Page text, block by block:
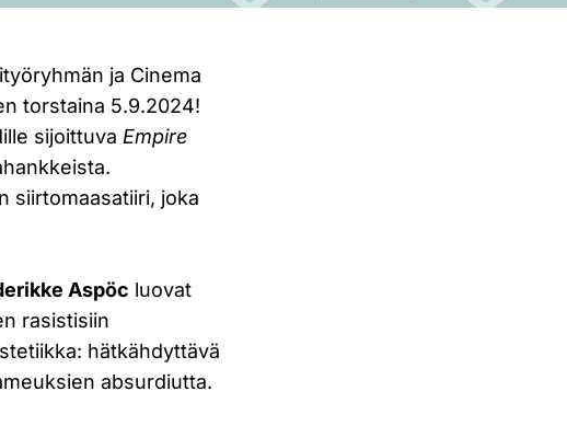
ja Cinema
torstaina 5.9.2024!
sijoittuva Empire
siirtomaasatiiri, joka
Aspöc luovat
rasistisiin
hätkähdyttävä
absurdiutta.